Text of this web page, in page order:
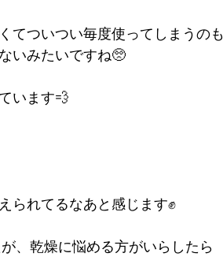
てついつい毎度使ってしまうの
いみたいですね🥺
います💨
られてるなあと感じます✊
、乾燥に悩める方がいらしたら